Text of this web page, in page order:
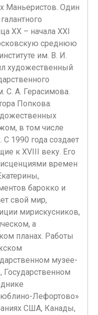
Маньеристов. Один
ХX – начала ХХI
среднюю
им. В. И.
художественный
С. А. Герасимова.
Попкова.
в том числе
1990 года создает
к ХVIII веку. Его
времен
барокко и
свой мир,
мирискусников,
а
планах. Работы
музее-
Государственном
Лефортово»
США, Канады,